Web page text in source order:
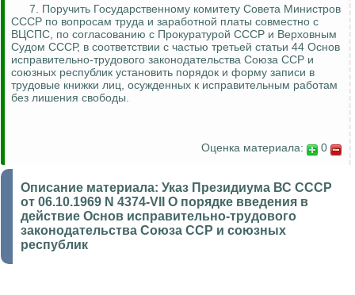
7. Поручить Государственному комитету Совета Министров
СССР по вопросам труда и заработной платы совместно с
ВЦСПС, по согласованию с Прокуратурой СССР и Верховным
Судом СССР, в соответствии с частью третьей статьи 44 Основ
исправительно-трудового законодательства Союза ССР и
союзных республик установить порядок и форму записи в
трудовые книжки лиц, осужденных к исправительным работам
без лишения свободы.
Оценка материала: 0
Описание материала: Указ Президиума ВС СССР
от 06.10.1969 N 4374-VII О порядке введения в
действие Основ исправительно-трудового
законодательства Союза ССР и союзных
республик